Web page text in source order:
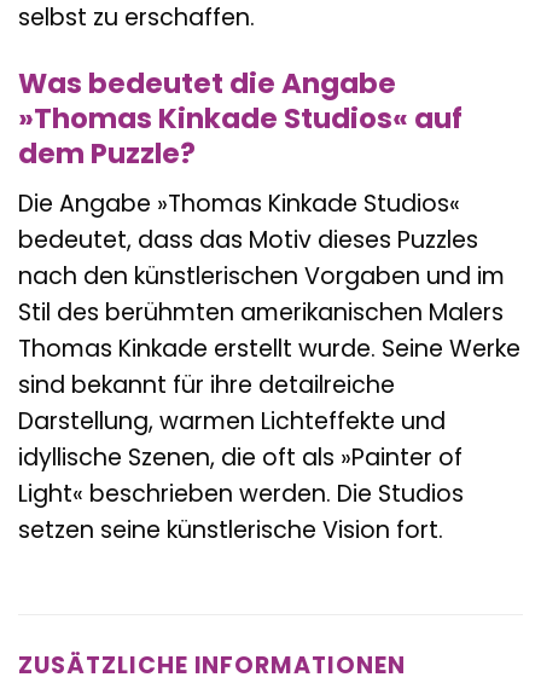
selbst zu erschaffen.
Was bedeutet die Angabe
»Thomas Kinkade Studios« auf
dem Puzzle?
Die Angabe »Thomas Kinkade Studios«
bedeutet, dass das Motiv dieses Puzzles
nach den künstlerischen Vorgaben und im
Stil des berühmten amerikanischen Malers
Thomas Kinkade erstellt wurde. Seine Werke
sind bekannt für ihre detailreiche
Darstellung, warmen Lichteffekte und
idyllische Szenen, die oft als »Painter of
Light« beschrieben werden. Die Studios
setzen seine künstlerische Vision fort.
ZUSÄTZLICHE INFORMATIONEN